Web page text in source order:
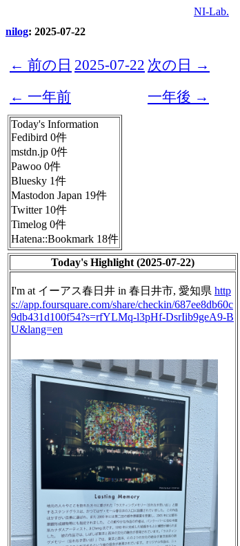
NI-Lab.
nilog: 2025-07-22
← 前の日 2025-07-22 次の日 →
← 一年前
一年後 →
Today's Information
Fedibird 0件
mstdn.jp 0件
Pawoo 0件
Bluesky 1件
Mastodon Japan 19件
Twitter 10件
Timelog 0件
Hatena::Bookmark 18件
Today's Highlight (2025-07-22)
I'm at イーアス春日井 in 春日井市, 愛知県 http
s://app.foursquare.com/share/checkin/687ee8db60c
9db431d100f54?s=rfYLMq-l3pHf-DsrIib9geA9-B
U&lang=en